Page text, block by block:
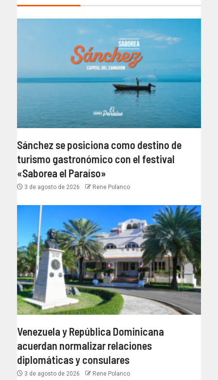
Sánchez se posiciona como destino de
turismo gastronómico con el festival
«Saborea el Paraíso»
3 de agosto de 2026 Rene Polanco
Venezuela y República Dominicana
acuerdan normalizar relaciones
diplomáticas y consulares
3 de agosto de 2026 Rene Polanco